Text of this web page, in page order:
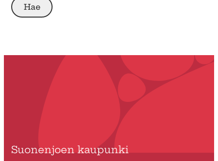
Suonenjoen kaupunki